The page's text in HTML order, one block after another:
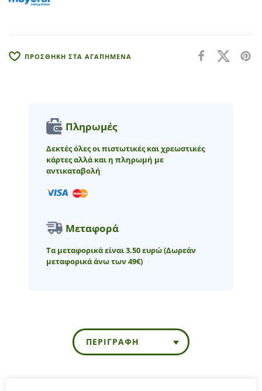
e
ΠΡΟΣΘΗΚΗ ΣΤΑ ΑΓΑΠΗΜΕΝΑ
Πληρωμές
Δεκτές όλες οι πιστωτικές και χρεωστικές
κάρτες αλλά και η πληρωμή με
αντικαταβολή
Μεταφορά
Τα μεταφορικά είναι 3.50 ευρώ(Δωρεάν
μεταφορικά άνω των 49€)
ΠΕΡΙΓΡΑΦΉ